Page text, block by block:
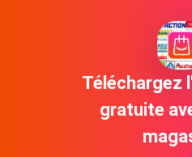
Téléchargez
gratuite